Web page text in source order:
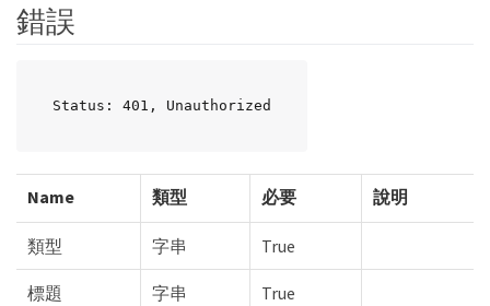
錯誤
Status: 401, Unauthorized
Name 類型 必要 說明
類型 字串 True
標題 字串 True